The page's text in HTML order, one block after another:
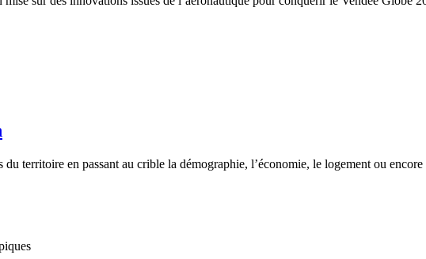
territoire en passant au crible la démographie, l’économie, le logement ou